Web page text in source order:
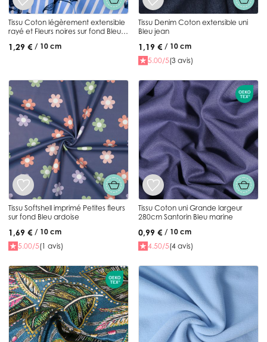
Tissu Coton légèrement extensible
rayé et Fleurs noires sur fond Bleu
1,29 € / 10 cm
Tissu Denim Coton extensible uni
Bleu jean
1,19 € / 10 cm
5.00/5(3 avis)
Tissu Softshell imprimé Petites fleurs
sur fond Bleu ardoise
1,69 € / 10 cm
5.00/5(1 avis)
Tissu Coton uni Grande largeur
280cm Santorin Bleu marine
0,99 € / 10 cm
4.50/5(4 avis)